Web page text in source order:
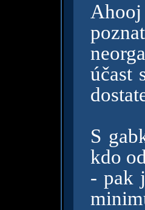
Ahooj
účast
S
kdo
- pak